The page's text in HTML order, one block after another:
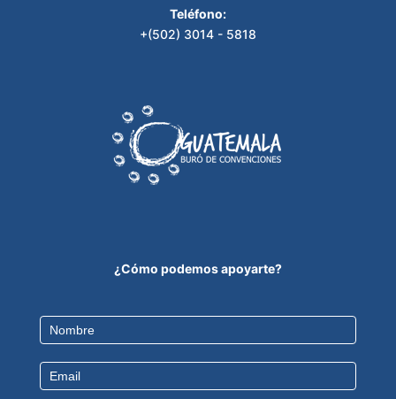
Teléfono:
+(502) 3014 - 5818
¿Cómo podemos apoyarte?
Contact
Us